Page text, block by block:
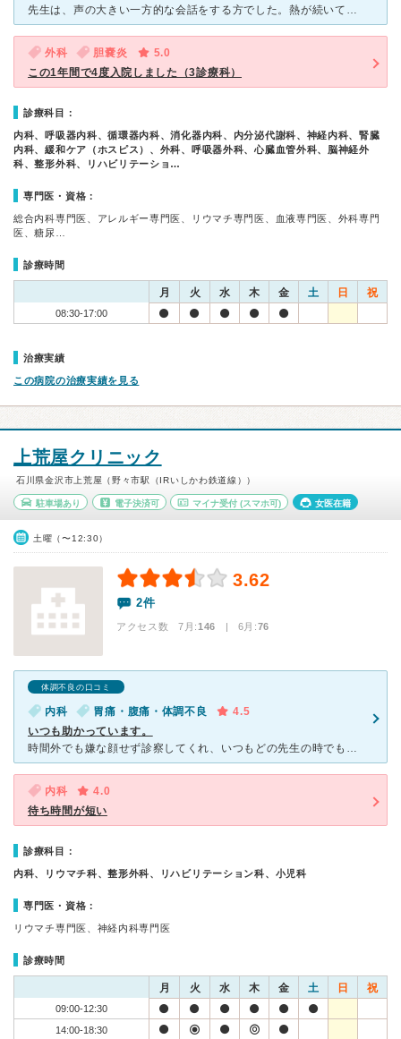
先生は、声の大きい一方的な会話をする方でした。熱が続いているのに、そんな人も稀にいますとのこと。親身になってくれているような口調で、仕事やめて家で寝ていてくださいと言われました。生活できないじゃないか
外科 胆嚢炎
5.0
この1年間で4度入院しました（3診療科）
診療科目：
内科、呼吸器内科、循環器内科、消化器内科、内分泌代謝科、神経内科、腎臓
内科、緩和ケア（ホスピス）、外科、呼吸器外科、心臓血管外科、脳神経外
科、整形外科、リハビリテーショ…
専門医・資格：
総合内科専門医、アレルギー専門医、リウマチ専門医、血液専門医、外科専門
医、糖尿…
診療時間
月 火 水 木 金 土 日 祝
08:30-17:00
治療実績
この病院の治療実績を見る
上荒屋クリニック
石川県金沢市上荒屋（野々市駅（IRいしかわ鉄道線））
駐車場あり 電子決済可 マイナ受付 (スマホ可) 女医在籍
土曜（〜12:30）
3.62
2件
アクセス数 7月:146 | 6月:76
体調不良の口コミ
内科 胃痛・腹痛・体調不良
4.5
いつも助かっています。
時間外でも嫌な顔せず診察してくれ、いつもどの先生の時でも親身に話を聞いてくれます。 必要な時には引き止めず、すぐに大きい病院を紹介してくれます。 他院でクローン病の疑いがあると言われ、でも内視
内科
4.0
待ち時間が短い
診療科目：
内科、リウマチ科、整形外科、リハビリテーション科、小児科
専門医・資格：
リウマチ専門医、神経内科専門医
診療時間
月 火 水 木 金 土 日 祝
09:00-12:30
14:00-18:30